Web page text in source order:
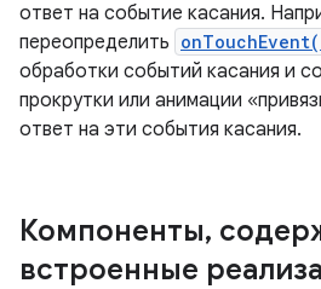
ответ на событие касания.
переопределить
обработки событий касания и
прокрутки или анимации
ответ на эти события касания.
Компоненты,
встроенные